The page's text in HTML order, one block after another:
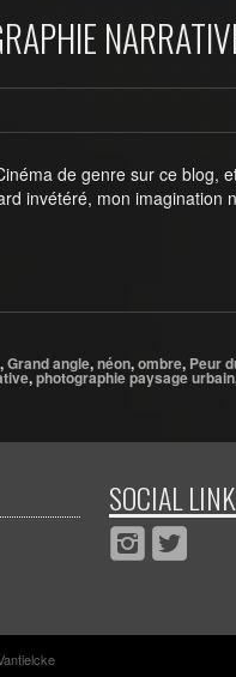
de genre sur ce blog,
invétéré, mon imagination
,Grand angle,néon,ombre, Peur
,photographie paysage urbain
SOCIAL